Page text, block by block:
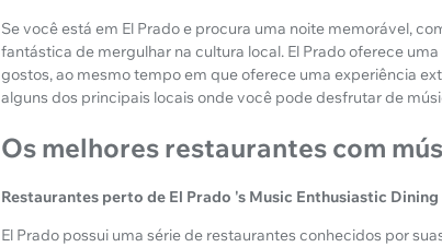
Se você está em El Prado e procura uma noite memorável,
fantástica de mergulhar na cultura local. El Prado oferece
gostos, ao mesmo tempo em que oferece uma experiência
alguns dos principais locais onde você pode desfrutar de
Os melhores restaurantes com
Restaurantes perto de El Prado 's Music Enthusiastic
El Prado possui uma série de restaurantes conhecidos por